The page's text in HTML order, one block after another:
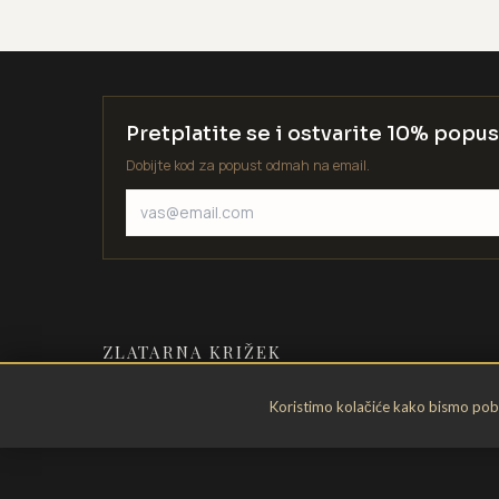
Koristimo kolačiće kako bismo
Pretplatite se i ostvarite 10%
Dobijte kod za popust odmah na email.
ZLATARNA KRIŽEK